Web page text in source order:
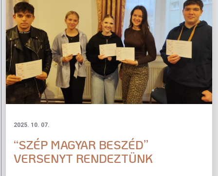
2025. 10. 07.
“SZÉP MAGYAR BESZÉD”
VERSENYT RENDEZTÜNK